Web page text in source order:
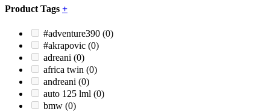
Product Tags +
#adventure390 (0)
#akrapovic (0)
adreani (0)
africa twin (0)
andreani (0)
auto 125 lml (0)
bmw (0)